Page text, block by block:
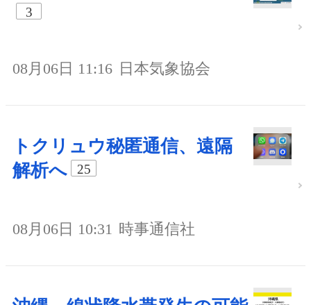
3
08月06日 11:16 日本気象協会
トクリュウ秘匿通信、遠隔
解析へ
25
08月06日 10:31 時事通信社